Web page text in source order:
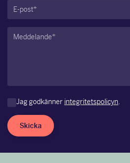
E-
post(Obligatoriskt)
Meddelande(Obligatoriskt)
Jag godkänner integritetspolicyn.
Skicka